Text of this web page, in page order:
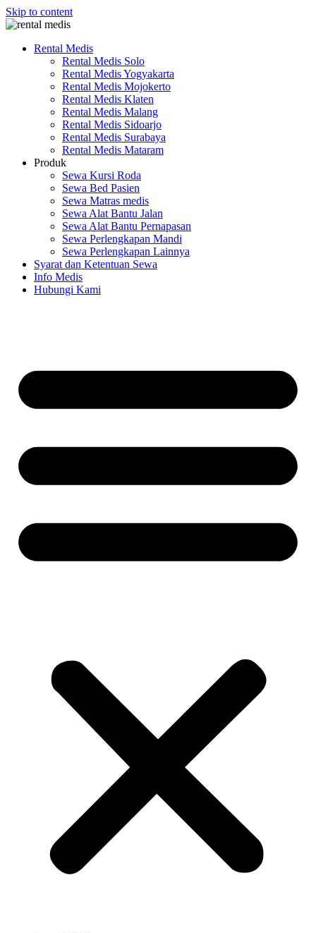
Skip to content
Rental Medis
Rental Medis Solo
Rental Medis Yogyakarta
Rental Medis Mojokerto
Rental Medis Klaten
Rental Medis Malang
Rental Medis Sidoarjo
Rental Medis Surabaya
Rental Medis Mataram
Produk
Sewa Kursi Roda
Sewa Bed Pasien
Sewa Matras medis
Sewa Alat Bantu Jalan
Sewa Alat Bantu Pernapasan
Sewa Perlengkapan Mandi
Sewa Perlengkapan Lainnya
Syarat dan Ketentuan Sewa
Info Medis
Hubungi Kami